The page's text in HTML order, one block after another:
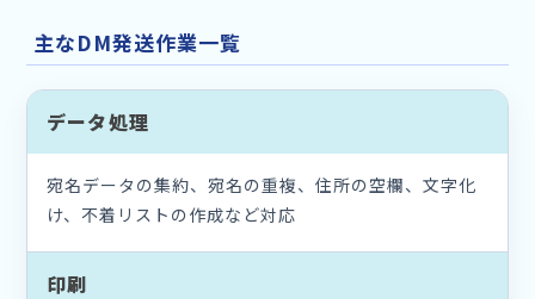
主なDM発送作業一覧
データ処理
宛名データの集約、宛名の重複、住所の空欄、文字化
け、不着リストの作成など対応
印刷